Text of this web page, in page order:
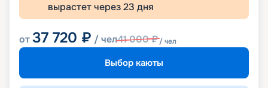
вырастет через23 дня
от37 720 ₽ / чел41 000₽/ чел
Выбор каюты